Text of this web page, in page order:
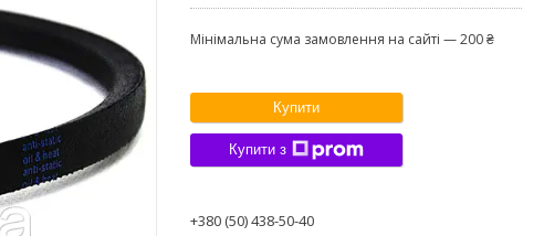
Мінімальна сума замовлення на сайті — 200 ₴
Купити
Купити з
+380 (50) 438-50-40